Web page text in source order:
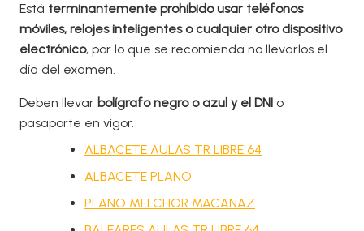
Está terminantemente prohibido usar teléfonos
móviles, relojes inteligentes o cualquier otro dispositivo
electrónico, por lo que se recomienda no llevarlos el
día del examen.
Deben llevar bolígrafo negro o azul y el DNI o
pasaporte en vigor.​
ALBACETE AULAS TR LIBRE 64
ALBACETE PLANO
PLANO MELCHOR MACANAZ